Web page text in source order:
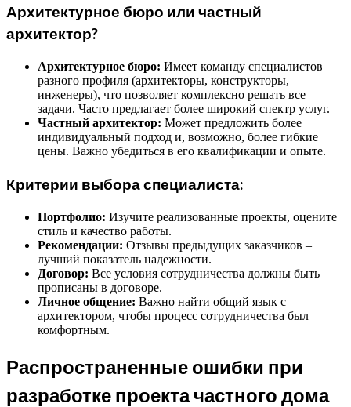
Архитектурное бюро или частный
архитектор?
Архитектурное бюро: Имеет команду специалистов
разного профиля (архитекторы, конструкторы,
инженеры), что позволяет комплексно решать все
задачи. Часто предлагает более широкий спектр услуг.
Частный архитектор: Может предложить более
индивидуальный подход и, возможно, более гибкие
цены. Важно убедиться в его квалификации и опыте.
Критерии выбора специалиста:
Портфолио: Изучите реализованные проекты, оцените
стиль и качество работы.
Рекомендации: Отзывы предыдущих заказчиков –
лучший показатель надежности.
Договор: Все условия сотрудничества должны быть
прописаны в договоре.
Личное общение: Важно найти общий язык с
архитектором, чтобы процесс сотрудничества был
комфортным.
Распространенные ошибки при
разработке проекта частного дома